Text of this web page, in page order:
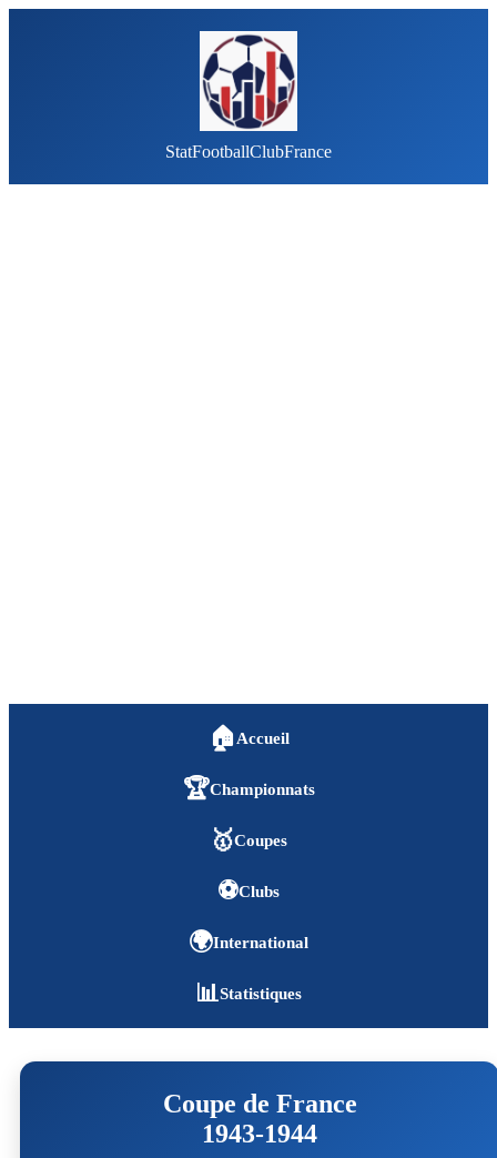
StatFootballClubFrance
🏠 Accueil
🏆Championnats
🥇Coupes
⚽Clubs
🌍International
📊Statistiques
Coupe de France
1943-1944